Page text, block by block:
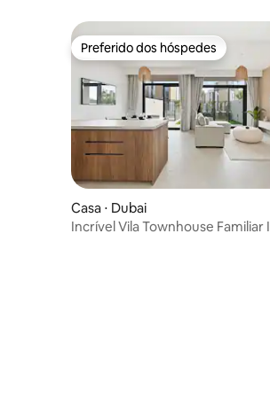
Preferido dos hóspedes
Preferido dos hóspedes
Casa ⋅ Dubai
Incrível Vila Townhouse Familiar I